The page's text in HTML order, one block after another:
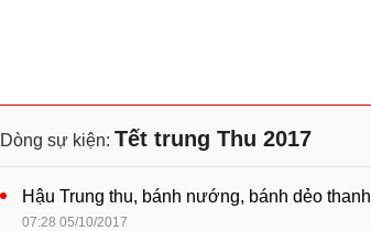
Dòng sự kiện: Tết trung Thu 2017
Hậu Trung thu, bánh nướng, bánh dẻo
07:28 05/10/2017